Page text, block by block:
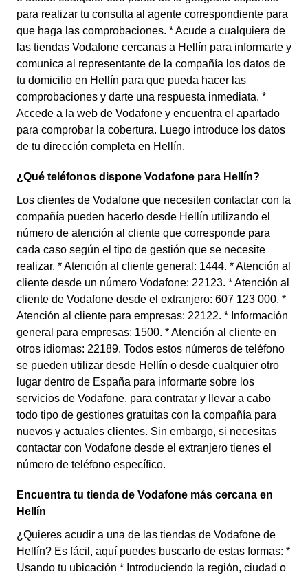
para realizar tu consulta al agente correspondiente para
que haga las comprobaciones. * Acude a cualquiera de
las tiendas Vodafone cercanas a Hellín para informarte y
comunica al representante de la compañía los datos de
tu domicilio en Hellín para que pueda hacer las
comprobaciones y darte una respuesta inmediata. *
Accede a la web de Vodafone y encuentra el apartado
para comprobar la cobertura. Luego introduce los datos
de tu dirección completa en Hellín.
¿Qué teléfonos dispone Vodafone para Hellín?
Los clientes de Vodafone que necesiten contactar con la
compañía pueden hacerlo desde Hellín utilizando el
número de atención al cliente que corresponde para
cada caso según el tipo de gestión que se necesite
realizar. * Atención al cliente general: 1444. * Atención al
cliente desde un número Vodafone: 22123. * Atención al
cliente de Vodafone desde el extranjero: 607 123 000. *
Atención al cliente para empresas: 22122. * Información
general para empresas: 1500. * Atención al cliente en
otros idiomas: 22189. Todos estos números de teléfono
se pueden utilizar desde Hellín o desde cualquier otro
lugar dentro de España para informarte sobre los
servicios de Vodafone, para contratar y llevar a cabo
todo tipo de gestiones gratuitas con la compañía para
nuevos y actuales clientes. Sin embargo, si necesitas
contactar con Vodafone desde el extranjero tienes el
número de teléfono específico.
Encuentra tu tienda de Vodafone más cercana en
Hellín
¿Quieres acudir a una de las tiendas de Vodafone de
Hellín? Es fácil, aquí puedes buscarlo de estas formas: *
Usando tu ubicación * Introduciendo la región, ciudad o